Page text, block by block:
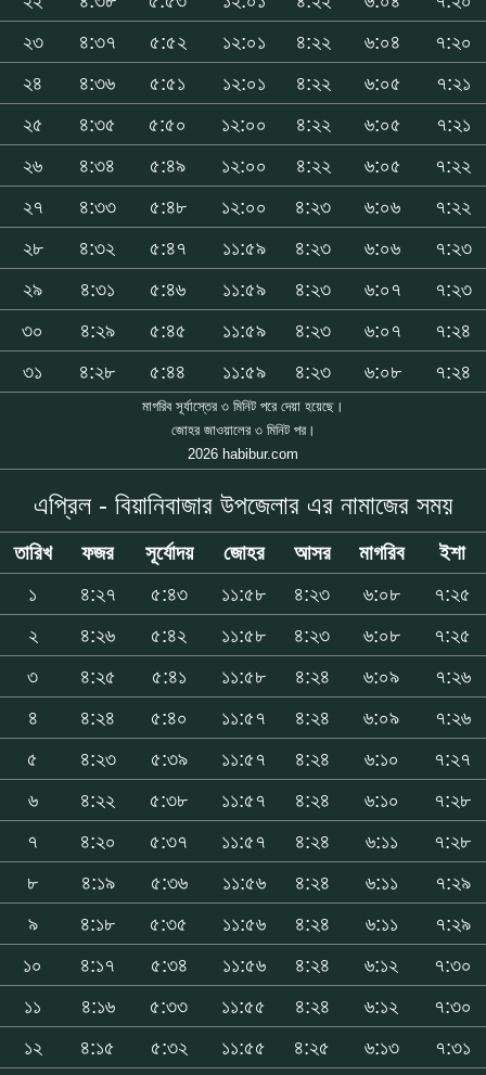
২৩
৪:৩৭ ৫:৫২ ১২:০১ ৪:২২ ৬:০৪
৭:২০
২৪
৪:৩৬ ৫:৫১ ১২:০১ ৪:২২ ৬:০৫
৭:২১
২৫
৪:৩৫ ৫:৫০ ১২:০০ ৪:২২ ৬:০৫
৭:২১
২৬
৪:৩৪ ৫:৪৯ ১২:০০ ৪:২২ ৬:০৫
৭:২২
২৭
৪:৩৩ ৫:৪৮ ১২:০০ ৪:২৩ ৬:০৬
৭:২২
২৮
৪:৩২ ৫:৪৭ ১১:৫৯ ৪:২৩ ৬:০৬
৭:২৩
২৯
৪:৩১ ৫:৪৬ ১১:৫৯ ৪:২৩ ৬:০৭
৭:২৩
৩০
৪:২৯ ৫:৪৫ ১১:৫৯ ৪:২৩ ৬:০৭
৭:২৪
৩১
৪:২৮ ৫:৪৪ ১১:৫৯ ৪:২৩ ৬:০৮ ৭:২৪
মাগরিব সূর্যাস্তের ৩ মিনিট পরে দেয়া হয়েছে।
জোহর জাওয়ালের ৩ মিনিট পর।
2026 habibur.com
এপ্রিল - বিয়ানিবাজার উপজেলার এর নামাজের সময়
তারিখ ফজর সূর্যোদয় জোহর আসর মাগরিব
ইশা
১
৪:২৭ ৫:৪৩ ১১:৫৮ ৪:২৩ ৬:০৮
৭:২৫
২
৪:২৬ ৫:৪২ ১১:৫৮ ৪:২৩ ৬:০৮
৭:২৫
৩
৪:২৫ ৫:৪১ ১১:৫৮ ৪:২৪ ৬:০৯
৭:২৬
৪
৪:২৪ ৫:৪০ ১১:৫৭ ৪:২৪ ৬:০৯
৭:২৬
৫
৪:২৩ ৫:৩৯ ১১:৫৭ ৪:২৪ ৬:১০
৭:২৭
৬
৪:২২ ৫:৩৮ ১১:৫৭ ৪:২৪ ৬:১০
৭:২৮
৭
৪:২০ ৫:৩৭ ১১:৫৭ ৪:২৪ ৬:১১
৭:২৮
৮
৪:১৯ ৫:৩৬ ১১:৫৬ ৪:২৪ ৬:১১
৭:২৯
৯
৪:১৮ ৫:৩৫ ১১:৫৬ ৪:২৪ ৬:১১
৭:২৯
১০
৪:১৭ ৫:৩৪ ১১:৫৬ ৪:২৪ ৬:১২
৭:৩০
১১
৪:১৬ ৫:৩৩ ১১:৫৫ ৪:২৪ ৬:১২
৭:৩০
১২
৪:১৫ ৫:৩২ ১১:৫৫ ৪:২৫ ৬:১৩
৭:৩১